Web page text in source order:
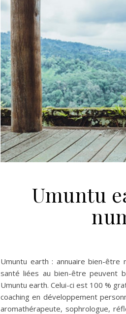
Umuntu
Umuntu earth : annuaire bien-
santé liées au bien-être peuvent
Umuntu earth. Celui-ci est 100 %
coaching en développement
aromathérapeute, sophrologue,